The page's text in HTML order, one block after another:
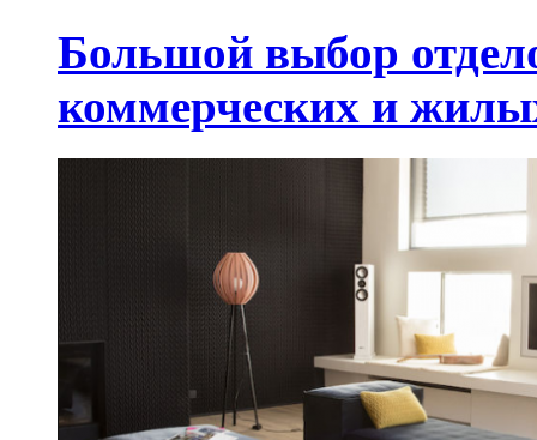
Большой выбор
коммерческих и